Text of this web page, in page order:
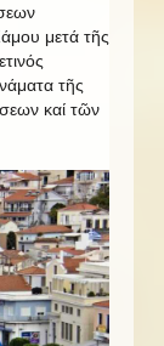
μετά τῆς
τῆς
καί τῶν